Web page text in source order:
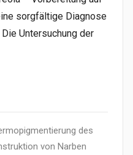
sorgfältige Diagnose
Untersuchung der
des
von Narben